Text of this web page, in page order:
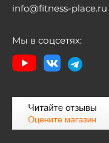
info@fitness-place.ru
Мы в соцсетях: